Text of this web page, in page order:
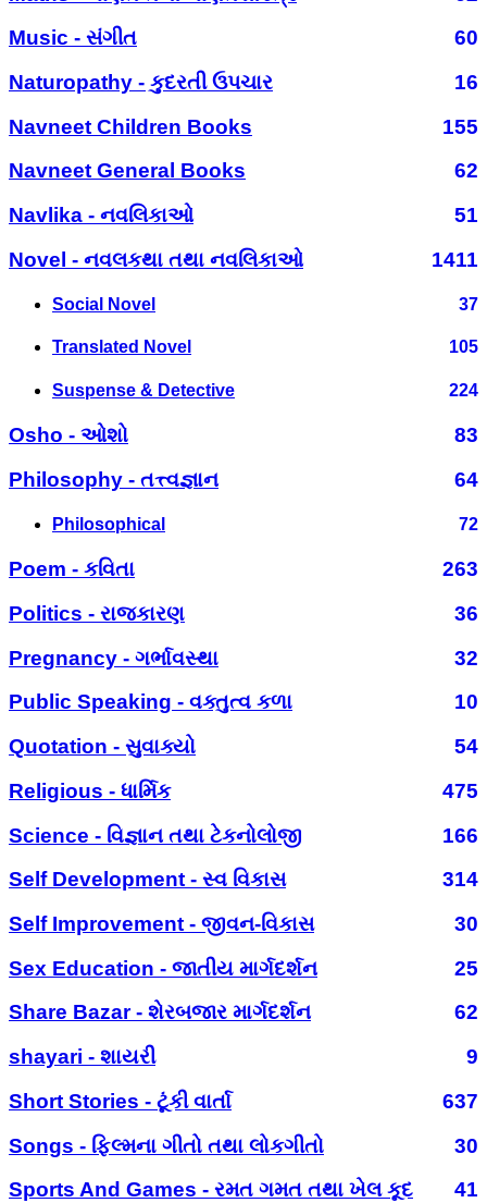
Music - સંગીત
60
Naturopathy - કુદરતી ઉપચાર
16
Navneet Children Books
155
Navneet General Books
62
Navlika - નવલિકાઓ
51
Novel - નવલકથા તથા નવલિકાઓ
1411
Social Novel 37
Translated Novel 105
Suspense & Detective 224
Osho - ઓશો
83
Philosophy - તત્ત્વજ્ઞાન
64
Philosophical 72
Poem - કવિતા
263
Politics - રાજકારણ
36
Pregnancy - ગર્ભાવસ્થા
32
Public Speaking - વક્તુત્વ કળા
10
Quotation - સુવાક્યો
54
Religious - ધાર્મિક
475
Science - વિજ્ઞાન તથા ટેકનોલોજી
166
Self Development - સ્વ વિકાસ
314
Self Improvement - જીવન-વિકાસ
30
Sex Education - જાતીય માર્ગદર્શન
25
Share Bazar - શેરબજાર માર્ગદર્શન
62
shayari - શાયરી
9
Short Stories - ટૂંકી વાર્તા
637
Songs - ફિલ્મના ગીતો તથા લોકગીતો
30
Sports And Games - રમત ગમત તથા ખેલ કૂદ
41